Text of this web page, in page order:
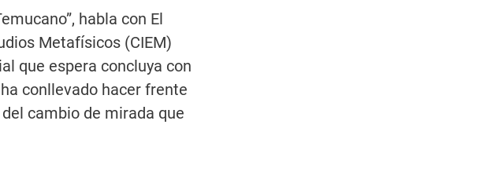
habla con El
Metafísicos (CIEM)
que espera concluya con
conllevado hacer frente
cambio de mirada que